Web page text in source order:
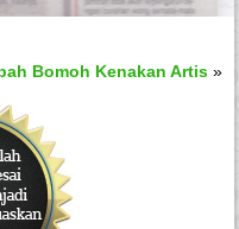
Bomoh Kenakan Artis»